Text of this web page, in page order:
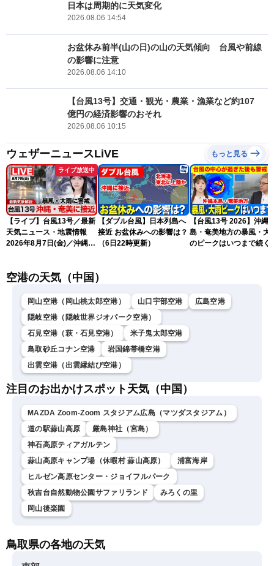
日本は周期的に天気変化
2026.08.06 14:54
お盆休み前半(山の日)の山の天気傾向 台風や前線
の影響に注意
2026.08.06 14:10
【台風13号】交通・観光・農業・漁業など約107
億円の経済影響のおそれ
2026.08.06 10:15
ウェザーニュースLiVE もっと見る
ライブ放送中
【ライブ】台風13号／最新
天気ニュース・地震情報
2026年8月7日(金)／沖縄・
スLiVEモーニング・松本真
【ダブル台風】日本列島へ
接近 お盆休みへの影響は？
（6日22時更新）
【台風13号 2026】沖縄
島・奄美地方の暴風・大
のピークはいつまで続く
空港の天気（中国）
岡山空港（岡山桃太郎空港） 山口宇部空港
広島空港
隠岐空港（隠岐世界ジオパーク空港）
石見空港（萩・石見空港）
米子鬼太郎空港
鳥取砂丘コナン空港
岩国錦帯橋空港
出雲空港（出雲縁結び空港）
注目のお出かけスポット天気（中国）
MAZDA Zoom-Zoom スタジアム広島（マツダスタジアム）
道の駅蒜山高原
厳島神社（宮島）
神石高原ティアガルテン
蒜山高原キャンプ場（休暇村 蒜山高原）
浦富海岸
ヒルゼン高原センター・ジョイフルパーク
秋吉台自然動物公園サファリランド
みろくの里
岡山後楽園
鳥取県の各地の天気